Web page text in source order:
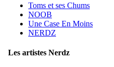
Toms et ses Chums
NOOB
Une Case En Moins
NERDZ
Les artistes Nerdz